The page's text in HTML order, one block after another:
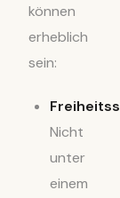
können
erheblich
sein:
Nicht
unter
einem